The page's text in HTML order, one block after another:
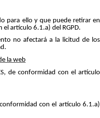
para ello y que puede retirar en
artículo 6.1.a) del RGPD.
no afectará a la licitud de los
la web
de conformidad con el artículo
con el artículo 6.1.a)